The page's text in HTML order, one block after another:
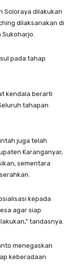
Soloraya dilakukan
dilaksanakan di
Sukoharjo.
pada tahap
kendala berarti
tahapan
juga telah
Karanganyar,
sementara
kepada
agar siap
tandasnya.
menegaskan
keberadaan